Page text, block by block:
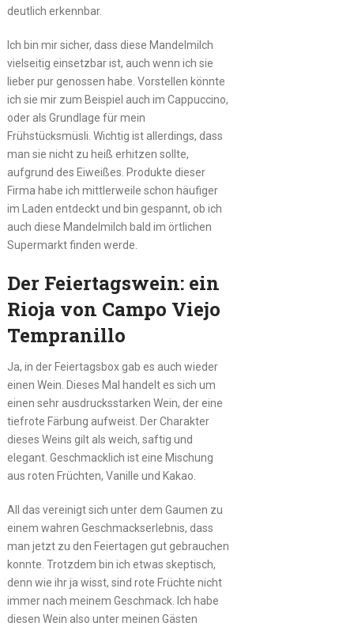
deutlich erkennbar.
Ich bin mir sicher, dass diese Mandelmilch
vielseitig einsetzbar ist, auch wenn ich sie
lieber pur genossen habe. Vorstellen könnte
ich sie mir zum Beispiel auch im Cappuccino,
oder als Grundlage für mein
Frühstücksmüsli. Wichtig ist allerdings, dass
man sie nicht zu heiß erhitzen sollte,
aufgrund des Eiweißes. Produkte dieser
Firma habe ich mittlerweile schon häufiger
im Laden entdeckt und bin gespannt, ob ich
auch diese Mandelmilch bald im örtlichen
Supermarkt finden werde.
Der Feiertagswein: ein
Rioja von Campo Viejo
Tempranillo
Ja, in der Feiertagsbox gab es auch wieder
einen Wein. Dieses Mal handelt es sich um
einen sehr ausdrucksstarken Wein, der eine
tiefrote Färbung aufweist. Der Charakter
dieses Weins gilt als weich, saftig und
elegant. Geschmacklich ist eine Mischung
aus roten Früchten, Vanille und Kakao.
All das vereinigt sich unter dem Gaumen zu
einem wahren Geschmackserlebnis, dass
man jetzt zu den Feiertagen gut gebrauchen
konnte. Trotzdem bin ich etwas skeptisch,
denn wie ihr ja wisst, sind rote Früchte nicht
immer nach meinem Geschmack. Ich habe
diesen Wein also unter meinen Gästen